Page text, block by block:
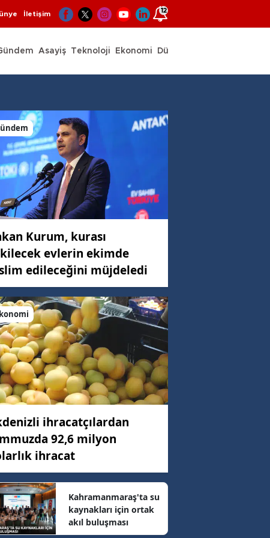
İletişim 12
Asayiş Teknoloji Ekonomi Dünya
km/h
km/h
km/h
km/h
Kurum, kurası
evlerin ekimde
edileceğini müjdeledi
ihracatçılardan
92,6 milyon
ihracat
Kahramanmaraş'ta su
kaynakları için ortak
akıl buluşması